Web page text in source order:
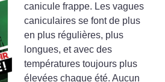
canicule frappe. Les vagues
caniculaires se font de plus
en plus régulières, plus
longues, et avec des
températures toujours plus
élevées chaque été. Aucun